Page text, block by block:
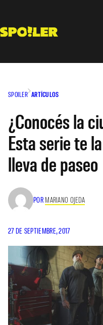
contenido
SPOILER ARTÍCULOS
¿Conocés la
Esta serie te
lleva de paseo
POR MARIANO OJEDA
27 DE SEPTIEMBRE, 2017